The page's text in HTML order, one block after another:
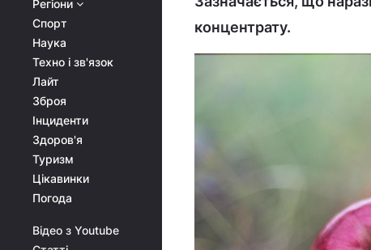
Регіони
Спорт
Наука
Техно і зв'язок
Лайт
Зброя
Інциденти
Здоров'я
Туризм
Цікавинки
Погода
Відео з Youtube
концентрату.